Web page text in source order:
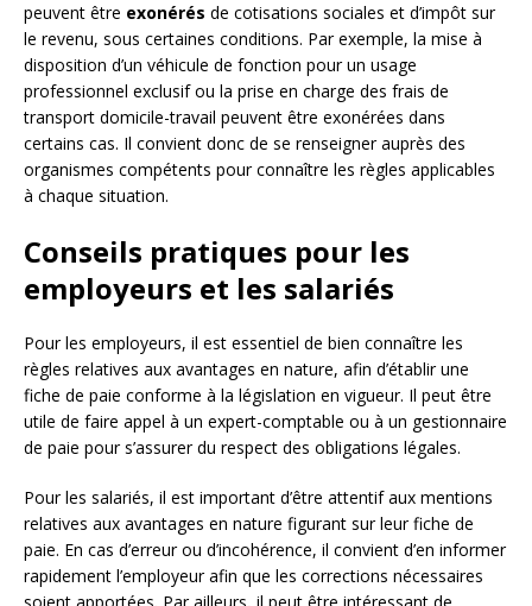
peuvent être exonérés de cotisations sociales et d’impôt sur
le revenu, sous certaines conditions. Par exemple, la mise à
disposition d’un véhicule de fonction pour un usage
professionnel exclusif ou la prise en charge des frais de
transport domicile-travail peuvent être exonérées dans
certains cas. Il convient donc de se renseigner auprès des
organismes compétents pour connaître les règles applicables
à chaque situation.
Conseils pratiques pour les
employeurs et les salariés
Pour les employeurs, il est essentiel de bien connaître les
règles relatives aux avantages en nature, afin d’établir une
fiche de paie conforme à la législation en vigueur. Il peut être
utile de faire appel à un expert-comptable ou à un gestionnaire
de paie pour s’assurer du respect des obligations légales.
Pour les salariés, il est important d’être attentif aux mentions
relatives aux avantages en nature figurant sur leur fiche de
paie. En cas d’erreur ou d’incohérence, il convient d’en informer
rapidement l’employeur afin que les corrections nécessaires